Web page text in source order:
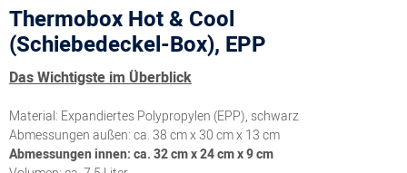
Thermobox Hot & Cool
(Schiebedeckel-Box), EPP
Das Wichtigste im Überblick
Material: Expandiertes Polypropylen (EPP), schwarz
Abmessungen außen: ca. 38 cm x 30 cm x 13 cm
Abmessungen innen: ca. 32 cm x 24 cm x 9 cm